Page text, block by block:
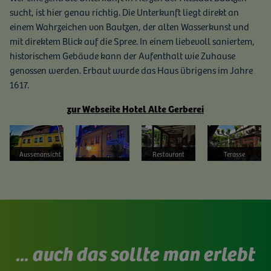
sucht, ist hier genau richtig. Die Unterkunft liegt direkt an
einem Wahrzeichen von Bautzen, der alten Wasserkunst und
mit direktem Blick auf die Spree. In einem liebevoll saniertem,
historischem Gebäude kann der Aufenthalt wie Zuhause
genossen werden. Erbaut wurde das Haus übrigens im Jahre
1617.
zur Webseite Hotel Alte Gerberei
Bild vergrößern
Aussenansicht
Bild vergrößern Bild vergrößern
Restaurant
Bild vergrößern
Terasse
... auch das sollte man erlebt